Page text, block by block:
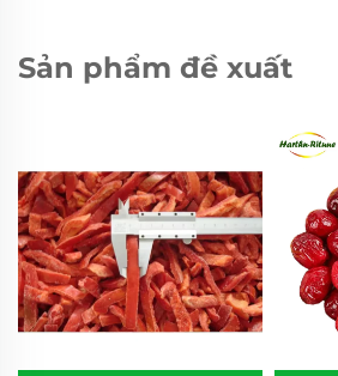
Sản phẩm đề xuất